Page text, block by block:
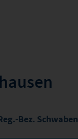
Bez. Schwaben